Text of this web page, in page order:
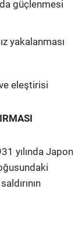
güçlenmesi
yakalanması
ve eleştirisi
yılında Japon